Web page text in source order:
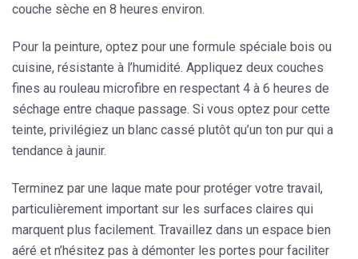
couche sèche en 8 heures environ.
Pour la peinture, optez pour une formule spéciale bois ou
cuisine, résistante à l’humidité. Appliquez deux couches
fines au rouleau microfibre en respectant 4 à 6 heures de
séchage entre chaque passage. Si vous optez pour cette
teinte, privilégiez un blanc cassé plutôt qu’un ton pur qui a
tendance à jaunir.
Terminez par une laque mate pour protéger votre travail,
particulièrement important sur les surfaces claires qui
marquent plus facilement. Travaillez dans un espace bien
aéré et n’hésitez pas à démonter les portes pour faciliter